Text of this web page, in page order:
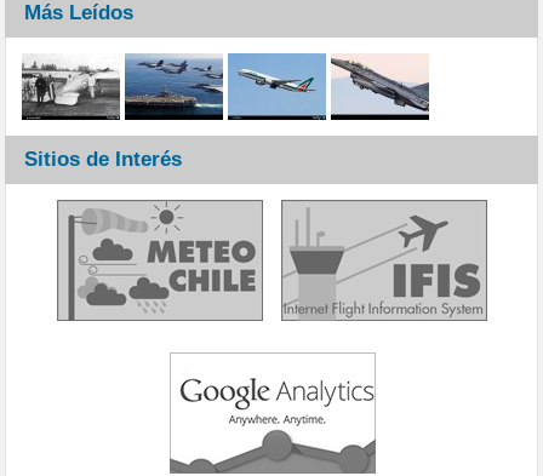
Más Leídos
Sitios de Interés